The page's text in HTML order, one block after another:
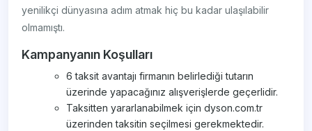
yenilikçi dünyasına adım atmak hiç bu kadar ulaşılabilir
olmamıştı.
Kampanyanın Koşulları
6 taksit avantajı firmanın belirlediği tutarın
üzerinde yapacağınız alışverişlerde geçerlidir.
Taksitten yararlanabilmek için dyson.com.tr
üzerinden taksitin seçilmesi gerekmektedir.